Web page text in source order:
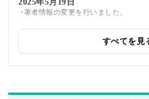
2025年5月19日
著者情報の変更を行いました。
すべてを見